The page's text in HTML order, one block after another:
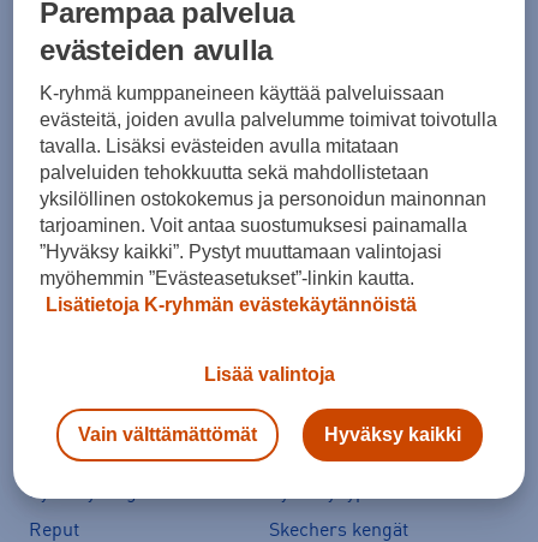
Hoka Clifton 11
Helly Hansen -takit
Hybridipyörät
Jalkapallokengät
Juoksukengät
Juoksuliivit
Juoksuvyöt
Jääkiekkomailat
Kevyttoppatakit
Kevytuntuvatakit
Kuoritakit
Lasten pyörä
New Balance kengät
North Face takit
Paljasjalkakengät
Peak Performance takit
Polkupyörä
Pyöräilykengät
Reput
Skechers kengät
Parempaa palvelua
evästeiden avulla
K-ryhmä kumppaneineen käyttää palveluissaan
evästeitä, joiden avulla palvelumme toimivat toivotulla
tavalla. Lisäksi evästeiden avulla mitataan
palveluiden tehokkuutta sekä mahdollistetaan
yksilöllinen ostokokemus ja personoidun mainonnan
tarjoaminen. Voit antaa suostumuksesi painamalla
”Hyväksy kaikki”. Pystyt muuttamaan valintojasi
myöhemmin ”Evästeasetukset”-linkin kautta.
Lisätietoja K-ryhmän evästekäytännöistä
Lisää valintoja
Vain välttämättömät Hyväksy kaikki